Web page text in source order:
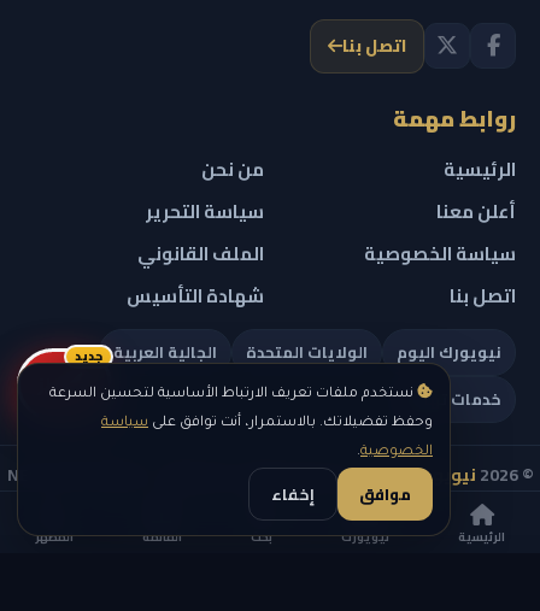
الرئيسية نيويورك بحث القائمة المظهر
نستخدم ملفات تعريف الارتباط الأساسية لتحسين السرعة
وحفظ تفضيلاتك. بالاستمرار، أنت توافق على سياسة
الخصوصية.
موافق إخفاء
اتصل بنا
روابط مهمة
الرئيسية
من نحن
أعلن معنا
سياسة التحرير
سياسة الخصوصية
الملف القانوني
اتصل بنا
شهادة التأسيس
نيويورك اليوم الولايات المتحدة
الجالية العربية
خدمات تهمك
© 2026 نيويورك نيوز
— جميع الحقوق محفوظة — NEW YORK NEWS
IN ARABIC LLC — رقم التسجيل 0451351808
ريلز
جديد